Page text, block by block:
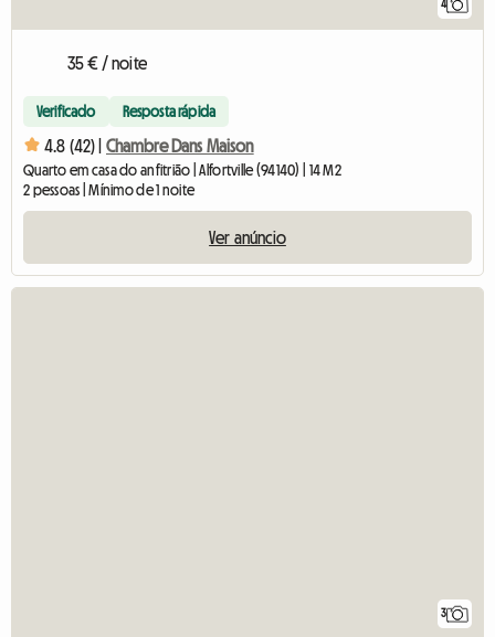
4
35 € / noite
Verificado Resposta rápida
4.8 (42) | Chambre Dans Maison
Quarto em casa do anfitrião | Alfortville (94140) | 14 M2
2 pessoas | Mínimo de 1 noite
Ver anúncio
3